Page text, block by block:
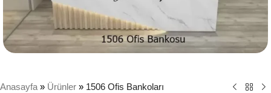
Anasayfa » Ürünler » 1506 Ofis Bankoları